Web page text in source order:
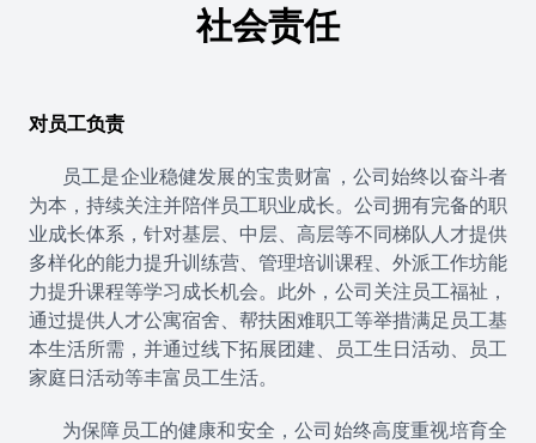
社会责任
对员工负责
员工是企业稳健发展的宝贵财富，公司始终以奋斗者
为本，持续关注并陪伴员工职业成长。公司拥有完备的职
业成长体系，针对基层、中层、高层等不同梯队人才提供
多样化的能力提升训练营、管理培训课程、外派工作坊能
力提升课程等学习成长机会。此外，公司关注员工福祉，
通过提供人才公寓宿舍、帮扶困难职工等举措满足员工基
本生活所需，并通过线下拓展团建、员工生日活动、员工
家庭日活动等丰富员工生活。
为保障员工的健康和安全，公司始终高度重视培育全